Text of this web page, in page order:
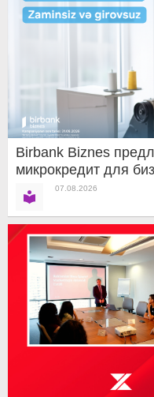
Birbank Biznes
микрокредит для
07.08.2026